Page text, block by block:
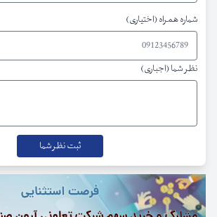
شماره همراه (اختیاری)
نظر شما (اجباری)